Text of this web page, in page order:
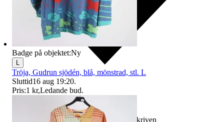
Ersättning om varan inte är som beskriven
Badge på objektet:Ny
Tröja, Gudrun sjödén, blå, mönstrad, stl. L
Sluttid16 aug 19:20.
Pris:1 kr,Ledande bud.